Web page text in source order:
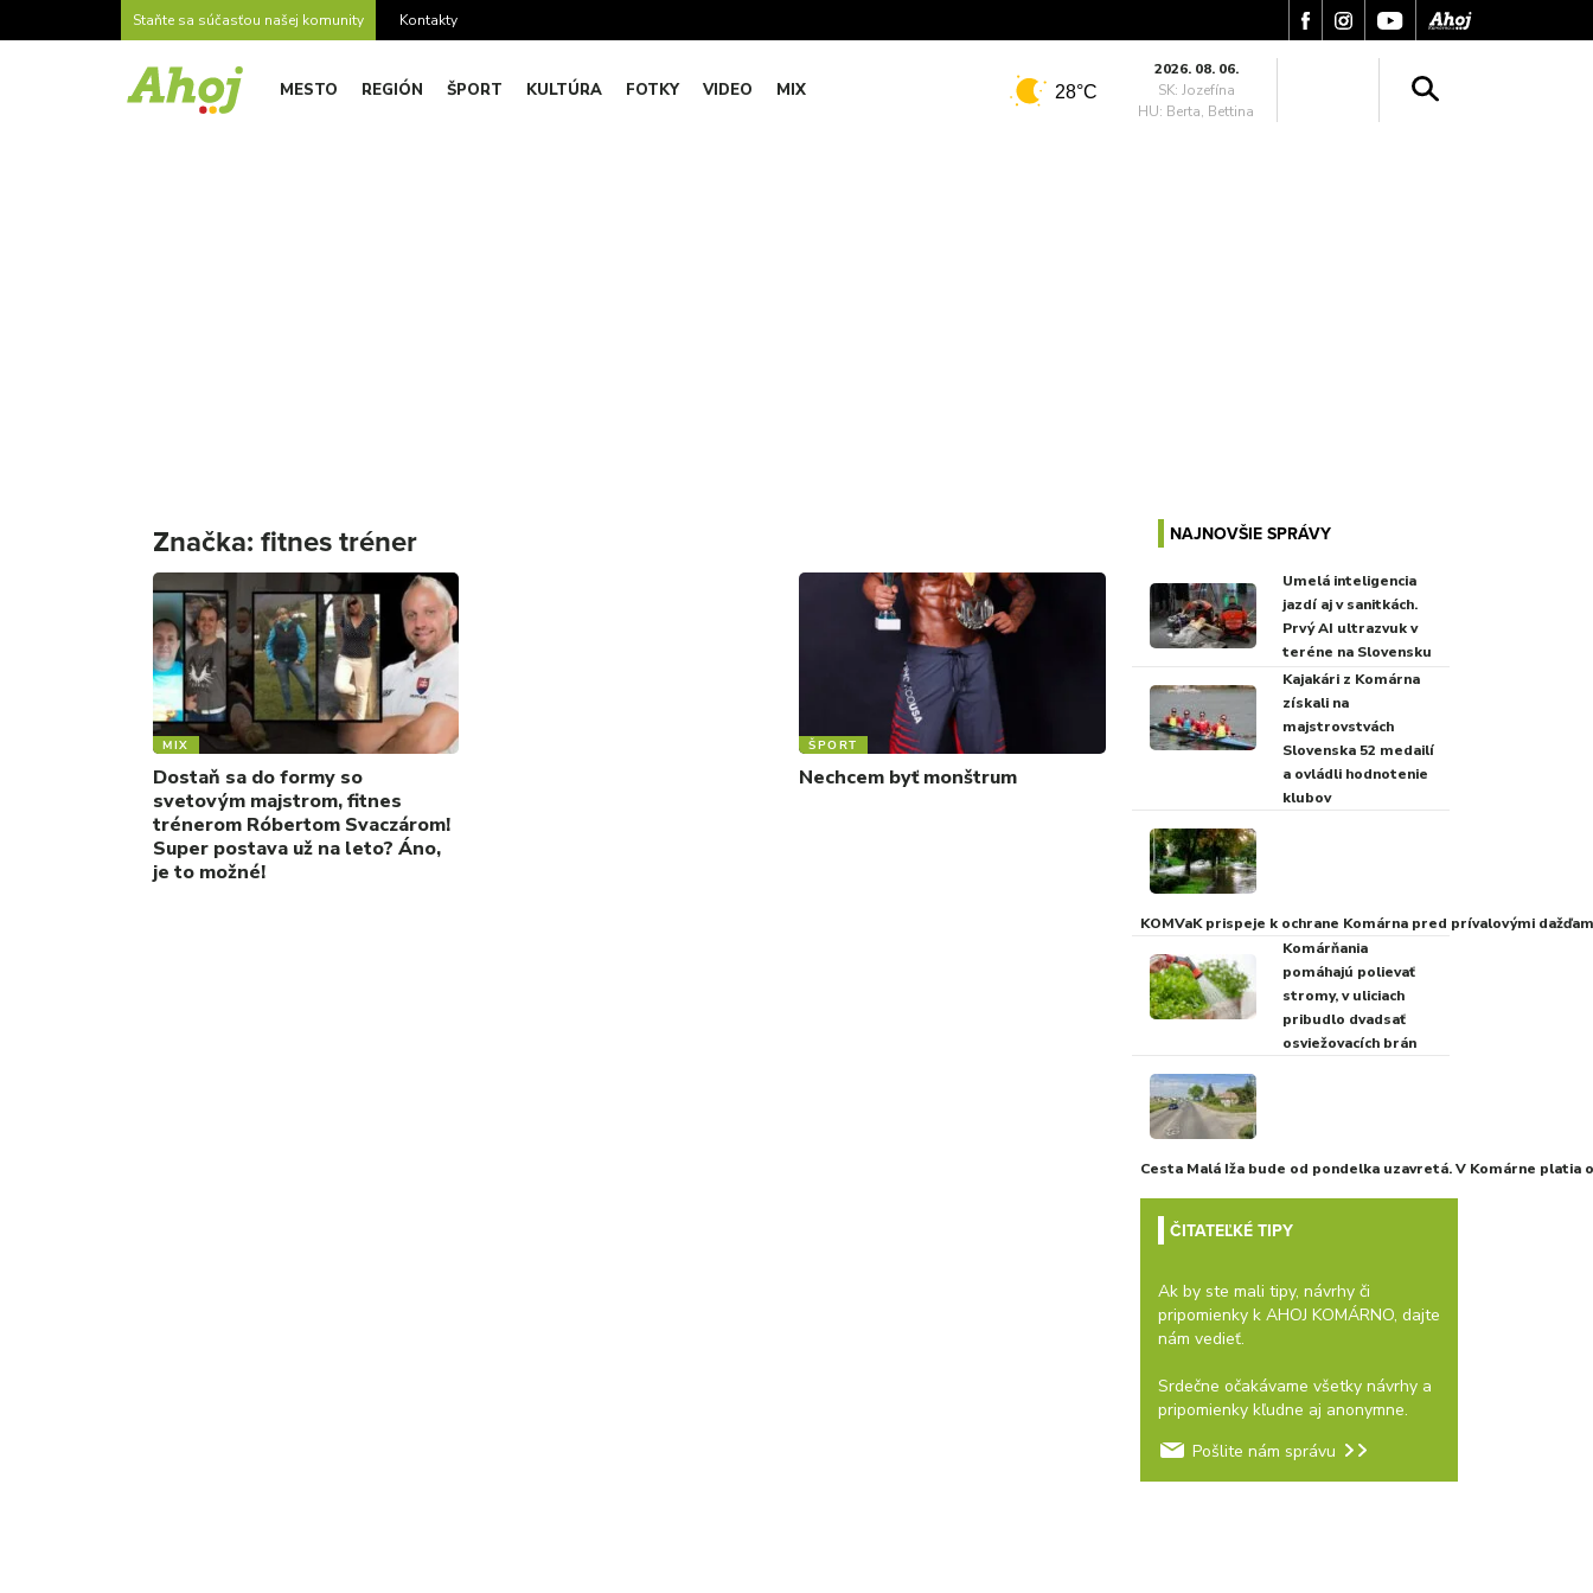
Staňte sa súčasťou našej komunity Kontakty
MESTO REGIÓN ŠPORT KULTÚRA FOTKY VIDEO MIX 28°C
2026. 08. 06.
SK: Jozefína
HU: Berta, Bettina
Značka: fitnes tréner
MIX
Dostaň sa do formy so
svetovým majstrom, fitnes
trénerom Róbertom Svaczárom!
Super postava už na leto? Áno,
je to možné!
ŠPORT
Nechcem byť monštrum
NAJNOVŠIE SPRÁVY
Umelá inteligencia
jazdí aj v sanitkách.
Prvý AI ultrazvuk v
teréne na Slovensku
Kajakári z Komárna
získali na
majstrovstvách
Slovenska 52 medailí
a ovládli hodnotenie
klubov
KOMVaK prispeje k ochrane Komárna pred prívalovými
Komárňania
pomáhajú polievať
stromy, v uliciach
pribudlo dvadsať
osviežovacích brán
Cesta Malá Iža bude od pondelka uzavretá. V Komárne platia
ČITATEĽKÉ TIPY
Ak by ste mali tipy, návrhy či
pripomienky k AHOJ KOMÁRNO, dajte
nám vedieť.
Srdečne očakávame všetky návrhy a
pripomienky kľudne aj anonymne.
Pošlite nám správu